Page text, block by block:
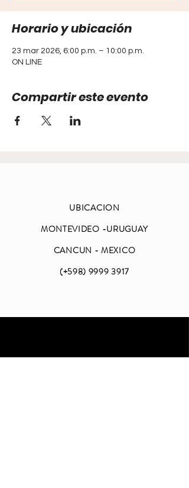
Horario y ubicación
23 mar 2026, 6:00 p.m. – 10:00 p.m.
ON LINE
Compartir este evento
UBICACION
MONTEVIDEO -URUGUAY
CANCUN - MEXICO
(+598) 9999 3917